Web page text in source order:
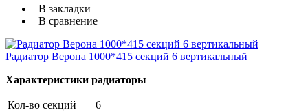
В закладки
В сравнение
Радиатор Верона 1000*415 секций 6 вертикальный
Характеристики радиаторы
Кол-во секций
6